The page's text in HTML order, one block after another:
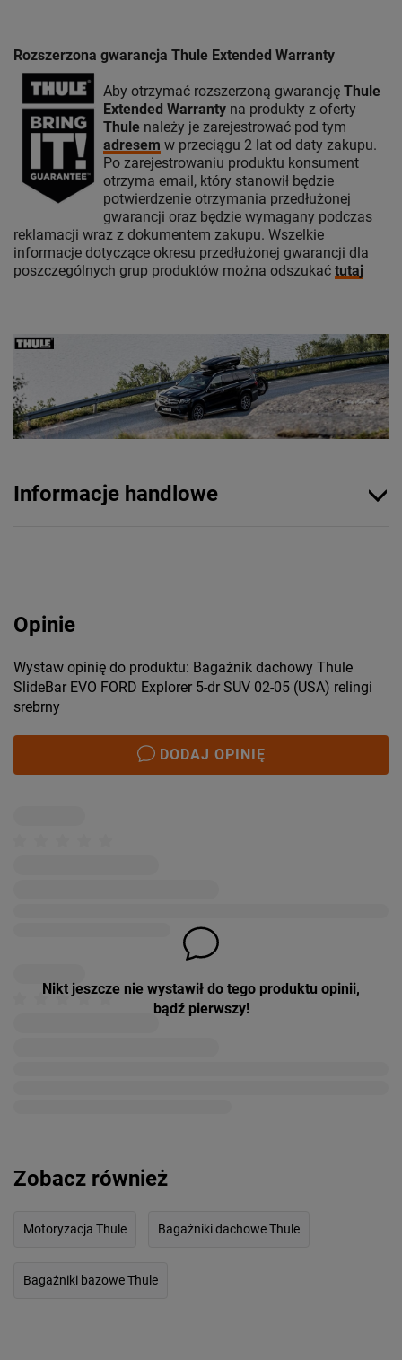
Rozszerzona gwarancja Thule Extended Warranty
Aby otrzymać rozszerzoną gwarancję Thule
Extended Warranty na produkty z oferty
Thule należy je zarejestrować pod tym
adresem w przeciągu 2 lat od daty zakupu.
Po zarejestrowaniu produktu konsument
otrzyma email, który stanowił będzie
potwierdzenie otrzymania przedłużonej
gwarancji oraz będzie wymagany podczas
reklamacji wraz z dokumentem zakupu. Wszelkie
informacje dotyczące okresu przedłużonej gwarancji dla
poszczególnych grup produktów można odszukać tutaj
Informacje handlowe
Opinie
Wystaw opinię do produktu: Bagażnik dachowy Thule
SlideBar EVO FORD Explorer 5-dr SUV 02-05 (USA) relingi
srebrny
DODAJ OPINIĘ
Nikt jeszcze nie wystawił do tego produktu opinii,
bądź pierwszy!
Zobacz również
Motoryzacja Thule Bagażniki dachowe Thule
Bagażniki bazowe Thule